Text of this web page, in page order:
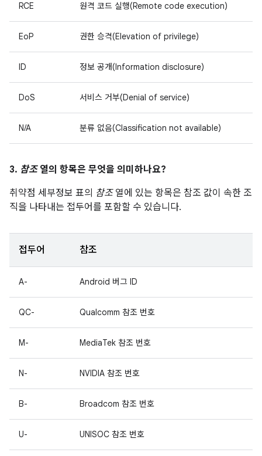
RCE 원격 코드 실행(Remote code execution)
EoP 권한 승격(Elevation of privilege)
ID 정보 공개(Information disclosure)
DoS 서비스 거부(Denial of service)
N/A 분류 없음(Classification not available)
3. 참조열의 항목은 무엇을 의미하나요?
취약점 세부정보 표의 참조열에 있는 항목은 참조 값이 속한 조
직을 나타내는 접두어를 포함할 수 있습니다.
접두어 참조
A- Android 버그 ID
QC- Qualcomm 참조 번호
M- MediaTek 참조 번호
N- NVIDIA 참조 번호
B- Broadcom 참조 번호
U- UNISOC 참조 번호